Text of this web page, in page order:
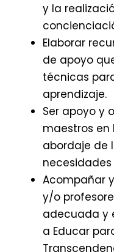
y la
Elaborar
de apoyo
técnicas
aprendizaje.
Ser apoyo y
maestros en
abordaje de
Acompañar
y/o
adecuada y
a Educar